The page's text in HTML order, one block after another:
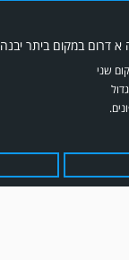
מ.ס. דימונה 1-4.
דרום במקום ביתר יבנה
שני